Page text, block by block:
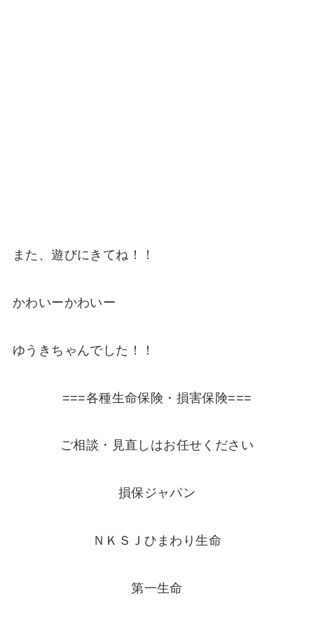
また、遊びにきてね！！
かわいーかわいー
ゆうきちゃんでした！！
===各種生命保険・損害保険===
ご相談・見直しはお任せください
損保ジャパン
ＮＫＳＪひまわり生命
第一生命